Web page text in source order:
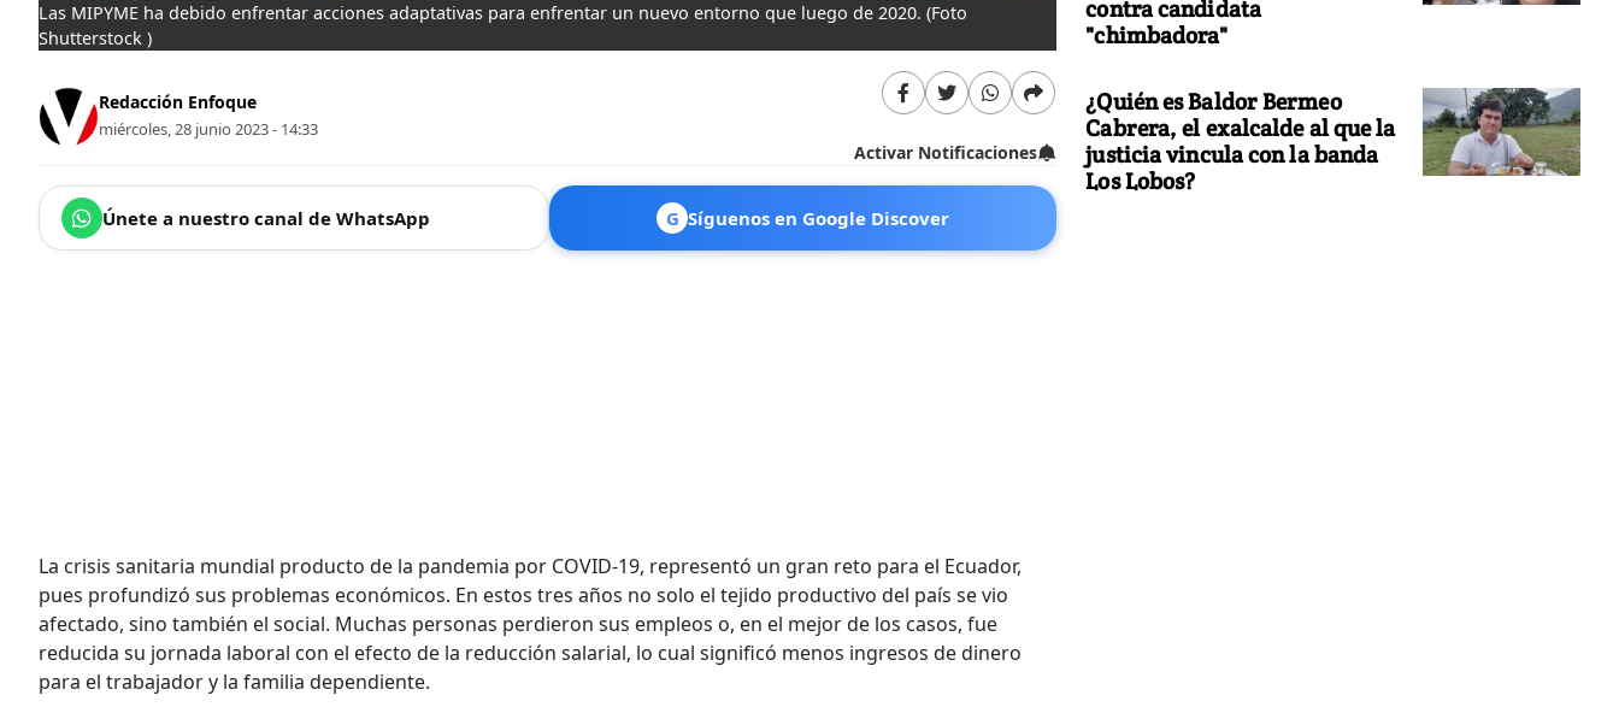
Las MIPYME ha debido enfrentar acciones adaptativas para enfrentar un nuevo entorno que luego de 2020. (Foto
Shutterstock )
Redacción Enfoque
miércoles, 28 junio 2023 - 14:33
Activar Notificaciones
Únete a nuestro canal de WhatsApp G Síguenos en Google Discover
La crisis sanitaria mundial producto de la pandemia por COVID-19, representó un gran reto para el Ecuador,
pues profundizó sus problemas económicos. En estos tres años no solo el tejido productivo del país se vio
afectado, sino también el social. Muchas personas perdieron sus empleos o, en el mejor de los casos, fue
reducida su jornada laboral con el efecto de la reducción salarial, lo cual significó menos ingresos de dinero
para el trabajador y la familia dependiente.
contra candidata
"chimbadora"
¿Quién es Baldor Bermeo
Cabrera, el exalcalde al que la
justicia vincula con la banda
Los Lobos?